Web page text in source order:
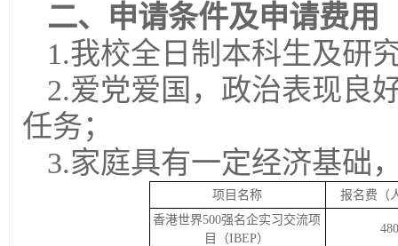
二、 申请条件及申请费用
1.我校全日制本科生及研
2.爱党爱国，政治表现良
任务；
3.家庭具有一定经济基础
项目名称
报名费（
香港世界500强名企实习交流项
目（IBEP）